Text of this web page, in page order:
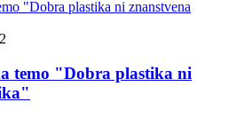
temo "Dobra plastika ni